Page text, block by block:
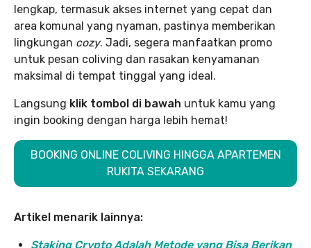
lengkap, termasuk akses internet yang cepat dan
area komunal yang nyaman, pastinya memberikan
lingkungan cozy. Jadi, segera manfaatkan promo
untuk pesan coliving dan rasakan kenyamanan
maksimal di tempat tinggal yang ideal.
Langsung klik tombol di bawah untuk kamu yang
ingin booking dengan harga lebih hemat!
BOOKING ONLINE COLIVING HINGGA APARTEMEN
RUKITA SEKARANG
Artikel menarik lainnya:
Staking Crypto Adalah Metode yang Bisa Berikan